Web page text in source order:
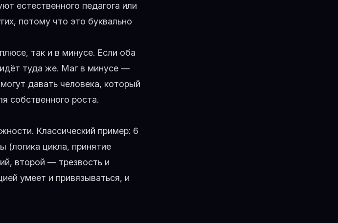
естественного педагога или
потому что это буквально
так и в минусе. Если оба
идёт туда же. Маг в минусе —
давать человека, который
собственного роста.
Классический пример: 6
цикла, принятие
второй — трезвость и
умеет и привязываться, и